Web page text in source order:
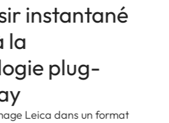
instantané
la
plug-
Leica dans un format